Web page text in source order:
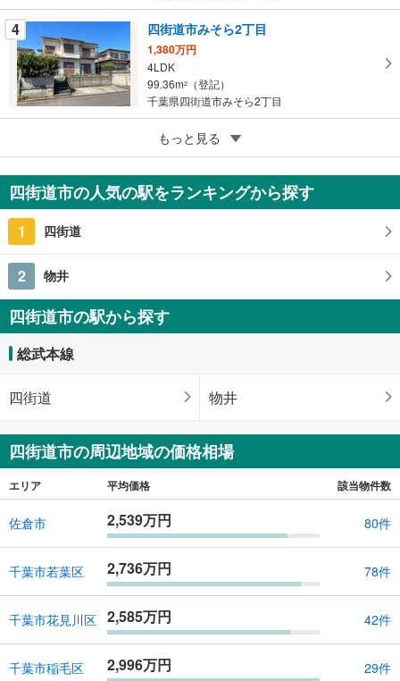
4 四街道市みそら2丁目
1,380万円
4LDK
99.36m2
（登記）
千葉県四街道市みそら2丁目
四街道市和良比
1,680万円
2K
33.05m （登記）
千葉県四街道市和良比
もっと見る
四街道市の人気の駅をランキングから探す
1 四街道
2 物井
四街道市の駅から探す
総武本線
四街道 物井
四街道市の周辺地域の価格相場
エリア 平均価格 該当物件数
佐倉市 2,539万円 80件
千葉市若葉区 2,736万円 78件
千葉市花見川区 2,585万円 42件
千葉市稲毛区 2,996万円 29件